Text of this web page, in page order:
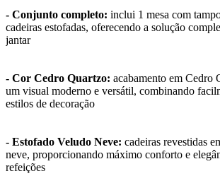
- Conjunto completo: inclui 1 mesa com
cadeiras estofadas, oferecendo a solução
jantar
- Cor Cedro Quartzo: acabamento em Cedro
um visual moderno e versátil, combinando
estilos de decoração
- Estofado Veludo Neve: cadeiras revestidas
neve, proporcionando máximo conforto e
refeições